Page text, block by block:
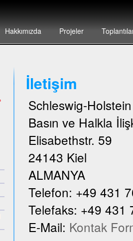
Hakkımızda Projeler
İletişim
Schleswig-
Basın ve Halkla
Elisabethstr. 59
24143 Kiel
ALMANYA
Telefon: +49 431
Telefaks: +49 431
E-Mail: Kontak